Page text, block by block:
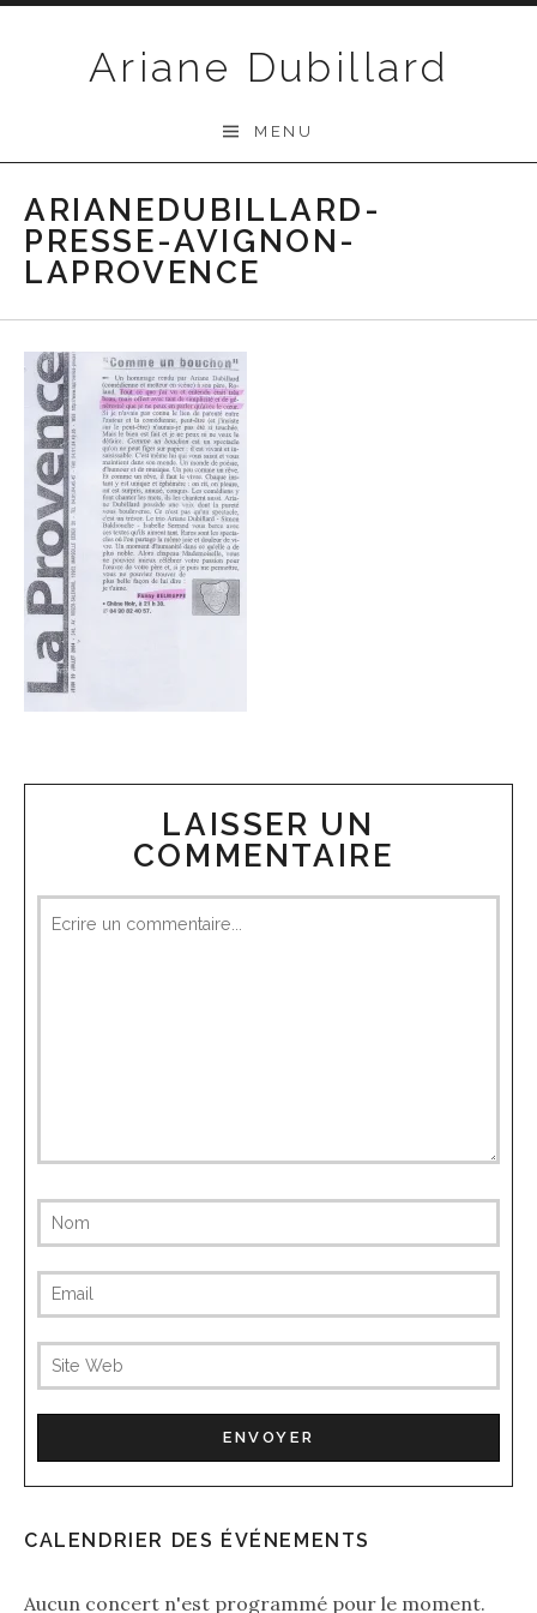
Ariane Dubillard
MENU
ARIANEDUBILLARD-
PRESSE-AVIGNON-
LAPROVENCE
LAISSER UN
COMMENTAIRE
CALENDRIER DES ÉVÉNEMENTS
Aucun concert n'est programmé pour le moment.